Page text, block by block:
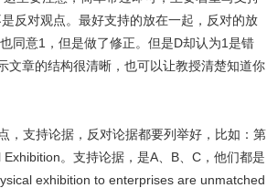
反对观点。最好支持的放在一起，反对的放
同意1，但是做了修正。但是D却认为1是错
文章的结构很清晰，也可以让教授清楚知道你
，支持论据，反对论据都要列举好，比如：第
。支持论据，是A、B、C，他们都是
exhibition to enterprises are unmatched